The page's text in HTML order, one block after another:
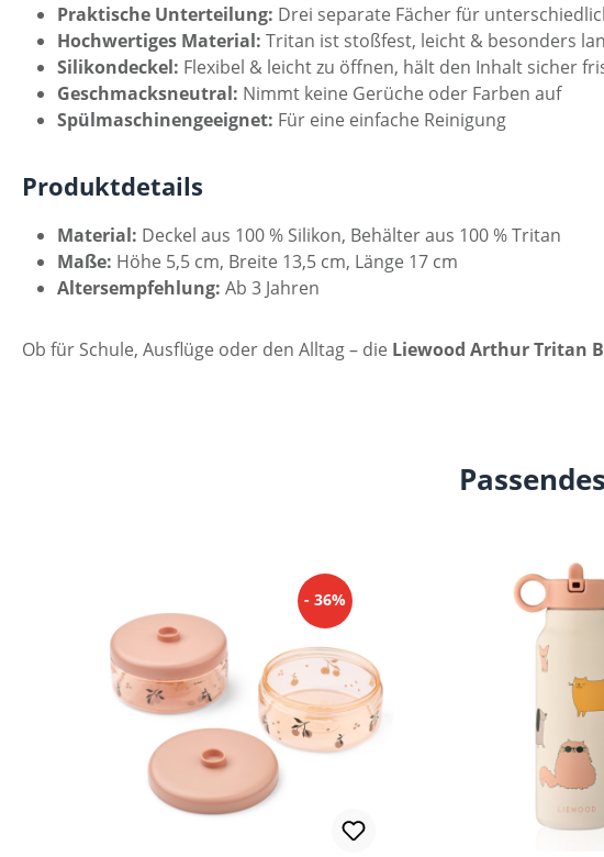
Praktische Unterteilung: Drei separate Fächer für
Hochwertiges Material: Tritan ist stoßfest, leicht & besonders
Silikondeckel: Flexibel & leicht zu öffnen, hält den Inhalt sicher
Geschmacksneutral: Nimmt keine Gerüche oder Farben auf
Spülmaschinengeeignet: Für eine einfache Reinigung
Produktdetails
Material: Deckel aus 100 % Silikon, Behälter aus 100 % Tritan
Maße: Höhe 5,5 cm, Breite 13,5 cm, Länge 17 cm
Altersempfehlung: Ab 3 Jahren
Ob für Schule, Ausflüge oder den Alltag – die Liewood Arthur Tritan
- 36%